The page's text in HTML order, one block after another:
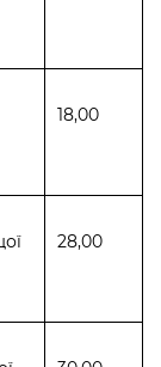
18,00
28,00